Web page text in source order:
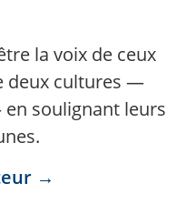
la voix de ceux
deux cultures —
soulignant leurs
→